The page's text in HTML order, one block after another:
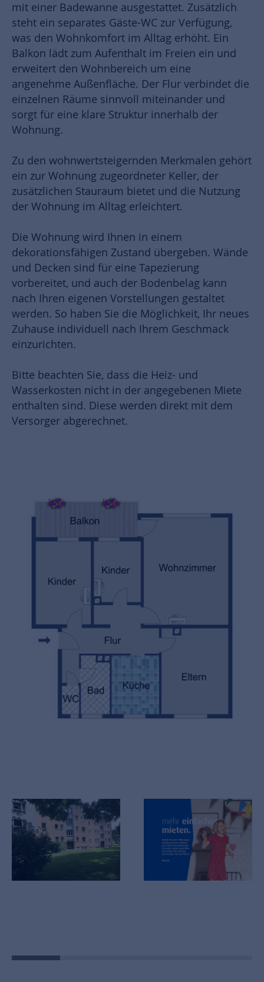
mit einer Badewanne ausgestattet. Zusätzlich
steht ein separates Gäste-WC zur Verfügung,
was den Wohnkomfort im Alltag erhöht. Ein
Balkon lädt zum Aufenthalt im Freien ein und
erweitert den Wohnbereich um eine
angenehme Außenfläche. Der Flur verbindet die
einzelnen Räume sinnvoll miteinander und
sorgt für eine klare Struktur innerhalb der
Wohnung.
Zu den wohnwertsteigernden Merkmalen gehört
ein zur Wohnung zugeordneter Keller, der
zusätzlichen Stauraum bietet und die Nutzung
der Wohnung im Alltag erleichtert.
Die Wohnung wird Ihnen in einem
dekorationsfähigen Zustand übergeben. Wände
und Decken sind für eine Tapezierung
vorbereitet, und auch der Bodenbelag kann
nach Ihren eigenen Vorstellungen gestaltet
werden. So haben Sie die Möglichkeit, Ihr neues
Zuhause individuell nach Ihrem Geschmack
einzurichten.
Bitte beachten Sie, dass die Heiz- und
Wasserkosten nicht in der angegebenen Miete
enthalten sind. Diese werden direkt mit dem
Versorger abgerechnet.